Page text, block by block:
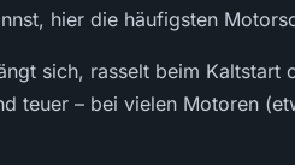
hier die häufigsten
sich, rasselt beim Kaltstart
teuer – bei vielen Motoren